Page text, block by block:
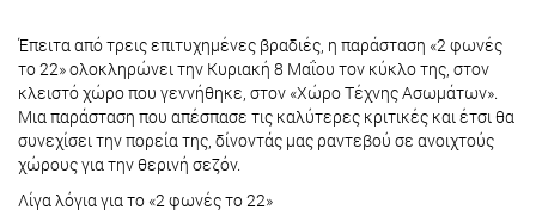
Έπειτα από τρεις επιτυχημένες βραδιές, η παράσταση «2 φωνές
το 22» ολοκληρώνει την Κυριακή 8 Μαΐου τον κύκλο της, στον
κλειστό χώρο που γεννήθηκε, στον «Χώρο Τέχνης Ασωμάτων».
Μια παράσταση που απέσπασε τις καλύτερες κριτικές και έτσι θα
συνεχίσει την πορεία της, δίνοντάς μας ραντεβού σε ανοιχτούς
χώρους για την θερινή σεζόν.
Λίγα λόγια για το «2 φωνές το 22»